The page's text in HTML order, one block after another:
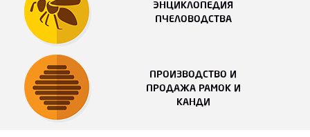
ЭНЦИКЛОПЕДИЯ
ПЧЕЛОВОДСТВА
ПРОИЗВОДСТВО И
ПРОДАЖА РАМОК И
КАНДИ